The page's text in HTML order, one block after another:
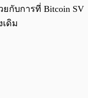
กับการที่ Bitcoin SV
ดิม